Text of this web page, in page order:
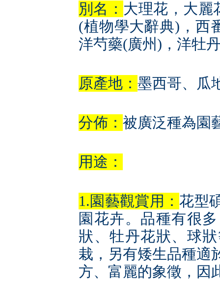
別名： 大理花，大麗
(植物學大辭典)，西
洋芍藥(廣州)，洋牡
原產地： 墨西哥、瓜
分佈： 被廣泛種為園
用途：
1.園藝觀賞用：花型
園花卉。品種有很
狀、牡丹花狀、球
栽，另有矮生品種適
方、富麗的象徵，因